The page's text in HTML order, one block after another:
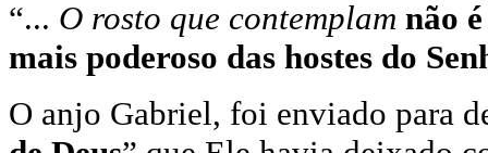
“... O rosto que contemplam não
mais poderoso das hostes do
O anjo Gabriel, foi enviado para